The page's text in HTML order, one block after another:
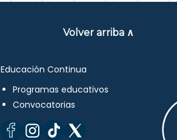
Volver arriba ∧
Educación Continua
Programas educativos
Convocatorias